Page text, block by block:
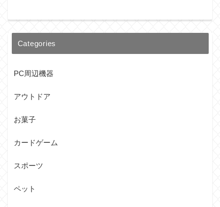
Categories
PC周辺機器
アウトドア
お菓子
カードゲーム
スポーツ
ペット